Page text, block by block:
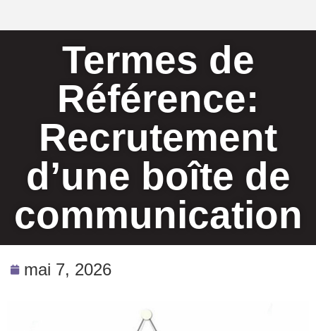
Termes de
Référence:
Recrutement
d’une boîte de
communication
mai 7, 2026